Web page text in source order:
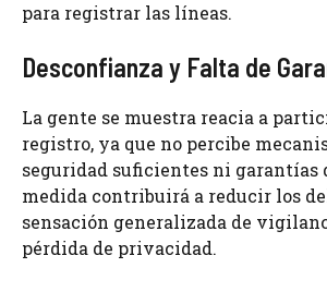
para registrar las líneas.
Desconfianza y Falta de
La gente se muestra reacia a
registro, ya que no percibe
seguridad suficientes ni garantías
medida contribuirá a reducir los
sensación generalizada de
pérdida de privacidad.